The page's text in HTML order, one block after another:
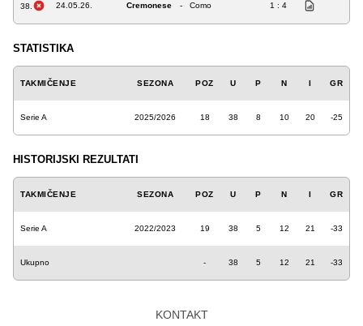
38. 24.05.26. Cremonese - Como 1 : 4
STATISTIKA
TAKMIČENJE SEZONA POZ U P N I GR
Serie A 2025/2026 18 38 8 10 20 -25
HISTORIJSKI REZULTATI
TAKMIČENJE SEZONA POZ U P N I GR
Serie A 2022/2023 19 38 5 12 21 -33
Ukupno - 38 5 12 21 -33
KONTAKT